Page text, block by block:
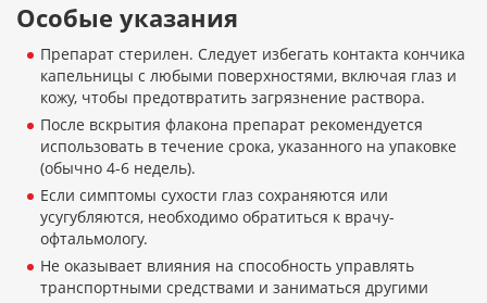
Особые указания
Препарат стерилен. Следует избегать контакта кончика
капельницы с любыми поверхностями, включая глаз и
кожу, чтобы предотвратить загрязнение раствора.
После вскрытия флакона препарат рекомендуется
использовать в течение срока, указанного на упаковке
(обычно 4-6 недель).
Если симптомы сухости глаз сохраняются или
усугубляются, необходимо обратиться к врачу-
офтальмологу.
Не оказывает влияния на способность управлять
транспортными средствами и заниматься другими